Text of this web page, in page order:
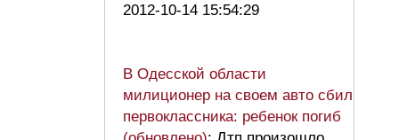
2012-10-14 15:54:29
В Одесской области
милиционер на своем авто сбил
первоклассника: ребенок погиб